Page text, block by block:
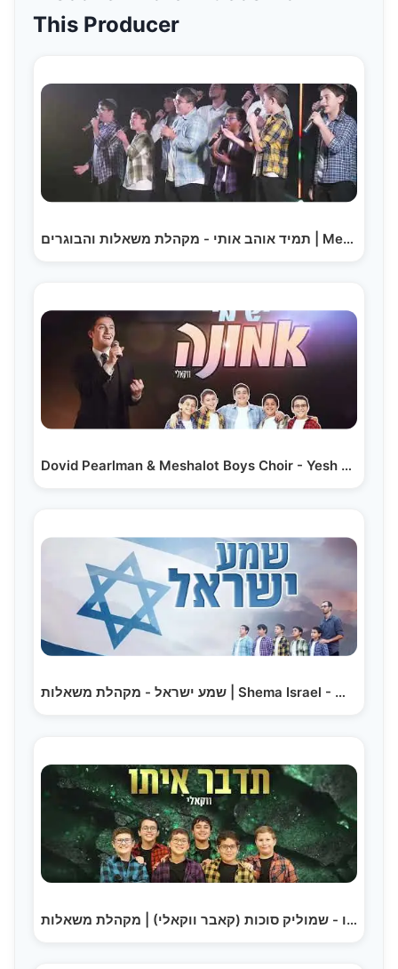
This Producer
תמיד אוהב אותי - מקהלת משאלות והבוגרים | Mesholot…
Dovid Pearlman & Meshalot Boys Choir - Yesh Bi Emuna…
שמע ישראל - מקהלת משאלות | Shema Israel - Mishalot…
תדבר איתו - שמוליק סוכות (קאבר ווקאלי) | מקהלת משאלות